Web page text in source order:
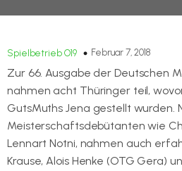
Spielbetrieb O19 Februar 7, 2018
Zur 66. Ausgabe der Deutschen
nahmen acht Thüringer teil,
GutsMuths Jena gestellt wurden.
Meisterschaftsdebütanten wie
Lennart Notni, nahmen auch
Krause, Alois Henke (OTG Gera)